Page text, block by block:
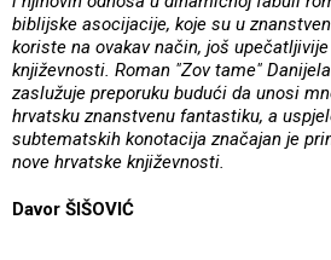
biblijske asocijacije, koje su u
koriste na ovakav način, još
književnosti. Roman "Zov tame"
zaslužuje preporuku budući da unosi
hrvatsku znanstvenu fantastiku, a
subtematskih konotacija značajan je
nove hrvatske književnosti.
Davor ŠIŠOVIĆ